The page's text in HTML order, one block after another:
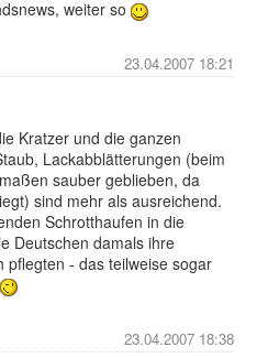
weiter so
23.04.2007 18:21
Kratzer und die ganzen
Lackabblätterungen (beim
sauber geblieben, da
sind mehr als ausreichend.
Schrotthaufen in die
Deutschen damals ihre
pflegten - das teilweise sogar
23.04.2007 18:38